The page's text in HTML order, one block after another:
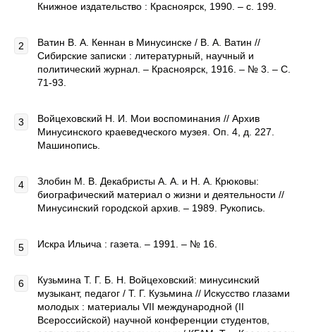
Книжное издательство : Красноярск, 1990. – с. 199.
Ватин В. А. Кеннан в Минусинске / В. А. Ватин //
Сибирские записки : литературный, научный и
политический журнал. – Красноярск, 1916. – № 3. – С.
71-93.
Войцеховский Н. И. Мои воспоминания // Архив
Минусинского краеведческого музея. Оп. 4, д. 227.
Машинопись.
Злобин М. В. Декабристы А. А. и Н. А. Крюковы:
биографический материал о жизни и деятельности //
Минусинский городской архив. – 1989. Рукопись.
Искра Ильича : газета. – 1991. – № 16.
Кузьмина Т. Г. Б. Н. Войцеховский: минусинский
музыкант, педагог / Т. Г. Кузьмина // Искусство глазами
молодых : материалы VII международной (II
Всероссийской) научной конференции студентов,